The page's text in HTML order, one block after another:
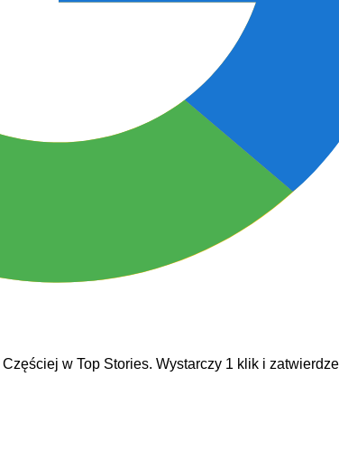
Częściej w Top Stories. Wystarczy 1 klik i